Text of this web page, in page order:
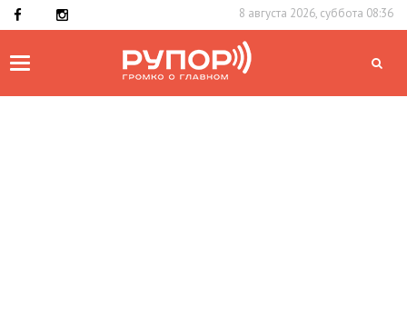
8 августа 2026, суббота 08:36
Toggle